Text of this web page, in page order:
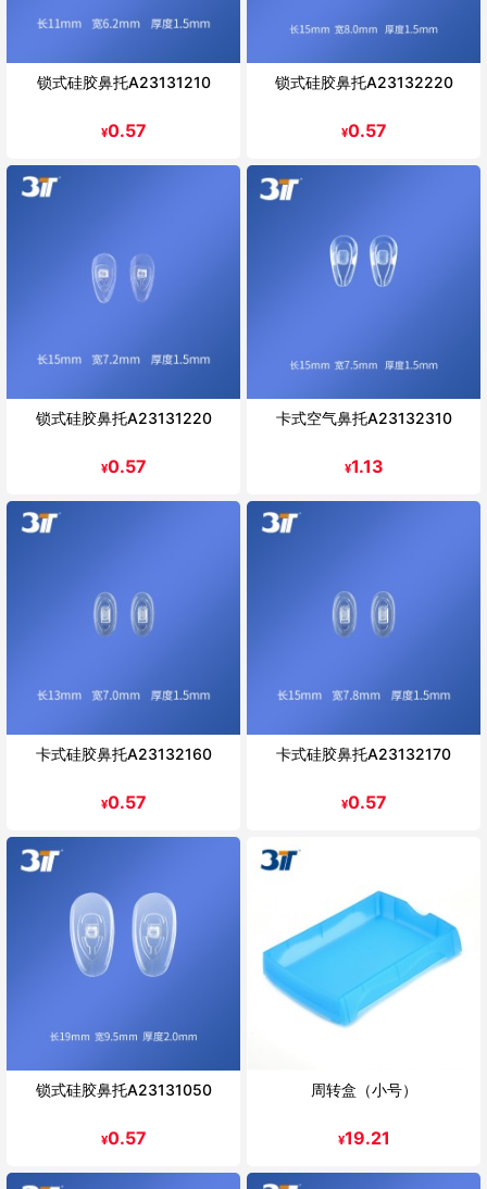
锁式硅胶鼻托A23131210
¥0.57
锁式硅胶鼻托A23132220
¥0.57
锁式硅胶鼻托A23131220
¥0.57
卡式空气鼻托A23132310
¥1.13
卡式硅胶鼻托A23132160
¥0.57
卡式硅胶鼻托A23132170
¥0.57
锁式硅胶鼻托A23131050
¥0.57
周转盒（小号）
¥19.21